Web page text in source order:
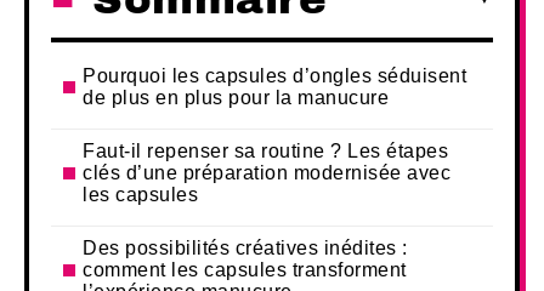
Pourquoi les capsules d’ongles séduisent
de plus en plus pour la manucure
Faut-il repenser sa routine ? Les étapes
clés d’une préparation modernisée avec
les capsules
Des possibilités créatives inédites :
comment les capsules transforment